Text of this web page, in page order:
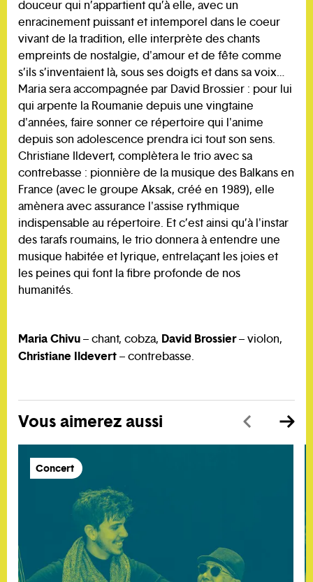
douceur qui n’appartient qu’à elle, avec un
enracinement puissant et intemporel dans le coeur
vivant de la tradition, elle interprète des chants
empreints de nostalgie, d'amour et de fête comme
s’ils s’inventaient là, sous ses doigts et dans sa voix…
Maria sera accompagnée par David Brossier : pour lui
qui arpente la Roumanie depuis une vingtaine
d'années, faire sonner ce répertoire qui l'anime
depuis son adolescence prendra ici tout son sens.
Christiane Ildevert, complètera le trio avec sa
contrebasse : pionnière de la musique des Balkans en
France (avec le groupe Aksak, créé en 1989), elle
amènera avec assurance l'assise rythmique
indispensable au répertoire. Et c’est ainsi qu’à l'instar
des tarafs roumains, le trio donnera à entendre une
musique habitée et lyrique, entrelaçant les joies et
les peines qui font la fibre profonde de nos
humanités.
Maria Chivu– chant, cobza, David Brossier– violon,
Christiane Ildevert– contrebasse.
Vous aimerez aussi
Concert